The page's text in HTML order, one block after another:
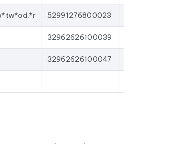
52991276800023
32962626100039
32962626100047